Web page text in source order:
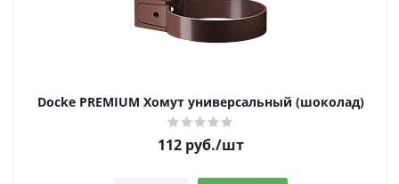
Docke PREMIUM Хомут универсальный (шоколад)
112руб./шт